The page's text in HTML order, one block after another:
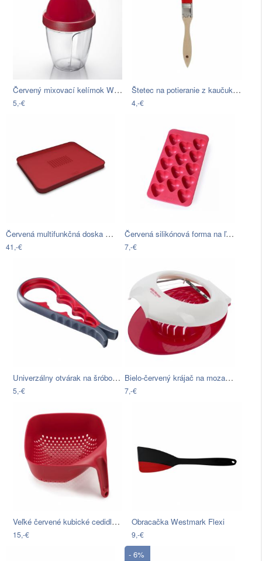
Červený mixovací kelímok Westmark Mix…
5,-€
Štetec na potieranie z kaučukovníka T&G…
4,-€
Červená multifunkčná doska na krájanie…
41,-€
Červená silikónová forma na ľad Lékué…
7,-€
Univerzálny otvárak na šróbovacie…
5,-€
Bielo-červený krájač na mozarellu…
7,-€
Veľké červené kubické cedidlo Joseph…
15,-€
Obracačka Westmark Flexi
9,-€
- 6%